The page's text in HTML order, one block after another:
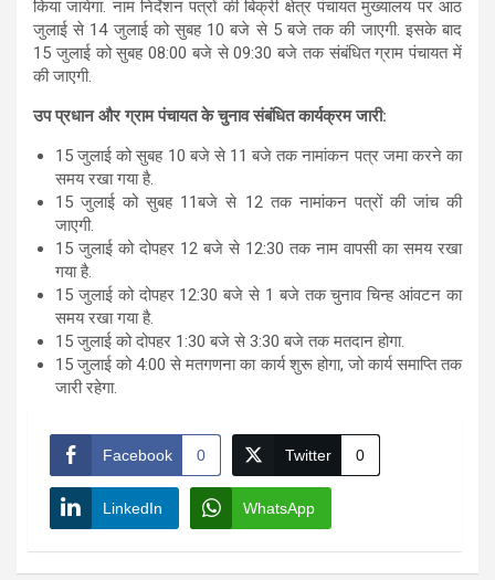
किया जायेगा. नाम निर्देशन पत्रों की बिक्री क्षेत्र पंचायत मुख्यालय पर आठ
जुलाई से 14 जुलाई को सुबह 10 बजे से 5 बजे तक की जाएगी. इसके बाद
15 जुलाई को सुबह 08:00 बजे से 09:30 बजे तक संबंधित ग्राम पंचायत में
की जाएगी.
उप प्रधान और ग्राम पंचायत के चुनाव संबंधित कार्यक्रम जारी:
15 जुलाई को सुबह 10 बजे से 11 बजे तक नामांकन पत्र जमा करने का
समय रखा गया है.
15 जुलाई को सुबह 11बजे से 12 तक नामांकन पत्रों की जांच की
जाएगी.
15 जुलाई को दोपहर 12 बजे से 12:30 तक नाम वापसी का समय रखा
गया है.
15 जुलाई को दोपहर 12:30 बजे से 1 बजे तक चुनाव चिन्ह आंवटन का
समय रखा गया है.
15 जुलाई को दोपहर 1:30 बजे से 3:30 बजे तक मतदान होगा.
15 जुलाई को 4:00 से मतगणना का कार्य शुरू होगा, जो कार्य समाप्ति तक
जारी रहेगा.
Facebook 0 Twitter 0
LinkedIn WhatsApp